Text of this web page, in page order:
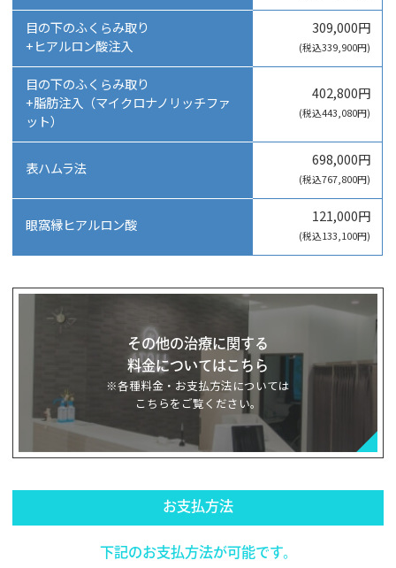
目の下のふくらみ取り
+ヒアルロン酸注入
309,000円
(税込339,900円)
目の下のふくらみ取り
+脂肪注入（マイクロナノリッチファ
ット）
402,800円
(税込443,080円)
表ハムラ法 698,000円
(税込767,800円)
眼窩縁ヒアルロン酸 121,000円
(税込133,100円)
その他の治療に関する
料金についてはこちら
※各種料金・お支払方法については
こちらをご覧ください。
お支払方法
下記のお支払方法が可能です。